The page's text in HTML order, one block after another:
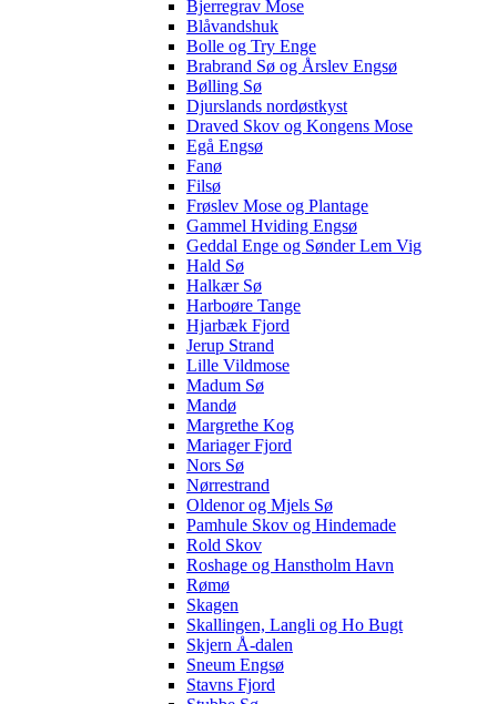
Bjerregrav Mose
Blåvandshuk
Bolle og Try Enge
Brabrand Sø og Årslev Engsø
Bølling Sø
Djurslands nordøstkyst
Draved Skov og Kongens Mose
Egå Engsø
Fanø
Filsø
Frøslev Mose og Plantage
Gammel Hviding Engsø
Geddal Enge og Sønder Lem Vig
Hald Sø
Halkær Sø
Harboøre Tange
Hjarbæk Fjord
Jerup Strand
Lille Vildmose
Madum Sø
Mandø
Margrethe Kog
Mariager Fjord
Nors Sø
Nørrestrand
Oldenor og Mjels Sø
Pamhule Skov og Hindemade
Rold Skov
Roshage og Hanstholm Havn
Rømø
Skagen
Skallingen, Langli og Ho Bugt
Skjern Å-dalen
Sneum Engsø
Stavns Fjord